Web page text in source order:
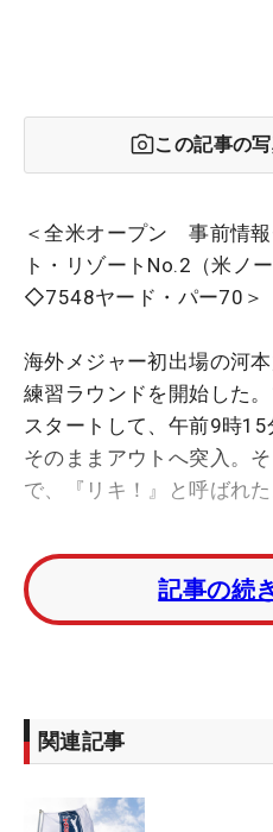
この記事の
＜全米オープン 事前情
ト・リゾートNo.2（米ノ
◇7548ヤード・パー70＞
海外メジャー初出場の河
練習ラウンドを開始した
スタートして、午前9時
そのままアウトへ突入。
で、『リキ！』と呼ばれた
その声の主は、前の組で
ェフラーとジャスティン
だった。「1番グリーン
て、僕がびっくりしちゃ
ランキング1位とメジャ
記事の続
関連記事